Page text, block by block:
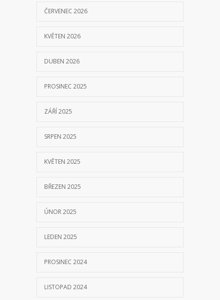
ČERVENEC 2026
KVĚTEN 2026
DUBEN 2026
PROSINEC 2025
ZÁŘÍ 2025
SRPEN 2025
KVĚTEN 2025
BŘEZEN 2025
ÚNOR 2025
LEDEN 2025
PROSINEC 2024
LISTOPAD 2024